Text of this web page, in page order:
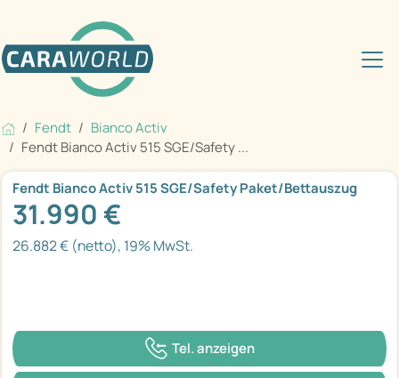
Fendt
Bianco Activ
Fendt Bianco Activ 515 SGE/Safety ...
Fendt Bianco Activ 515 SGE/Safety Paket/Bettauszug
31.990 €
26.882 € (netto), 19% MwSt.
Tel. anzeigen